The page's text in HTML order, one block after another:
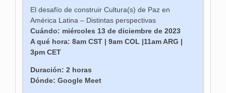
El desafío de construir Cultura(s) de Paz en
América Latina – Distintas perspectivas
Cuándo: miércoles 13 de diciembre de 2023
A qué hora: 8am CST | 9am COL |11am ARG |
3pm CET
Duración: 2 horas
Dónde: Google Meet